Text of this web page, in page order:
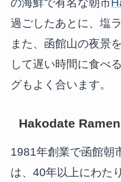
の海鮮で有名な朝市
過ごしたあとに、塩
また、函館山の夜景
して遅い時間に食べ
グもよく合います。
Hakodate
1981年創業で函館朝
は、40年以上にわた